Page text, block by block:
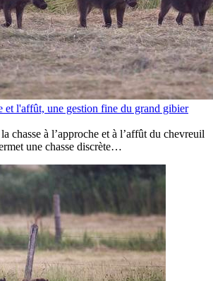
et l'affût, une gestion fine du grand gibier
chasse à l’approche et à l’affût du chevreuil
une chasse discrète…